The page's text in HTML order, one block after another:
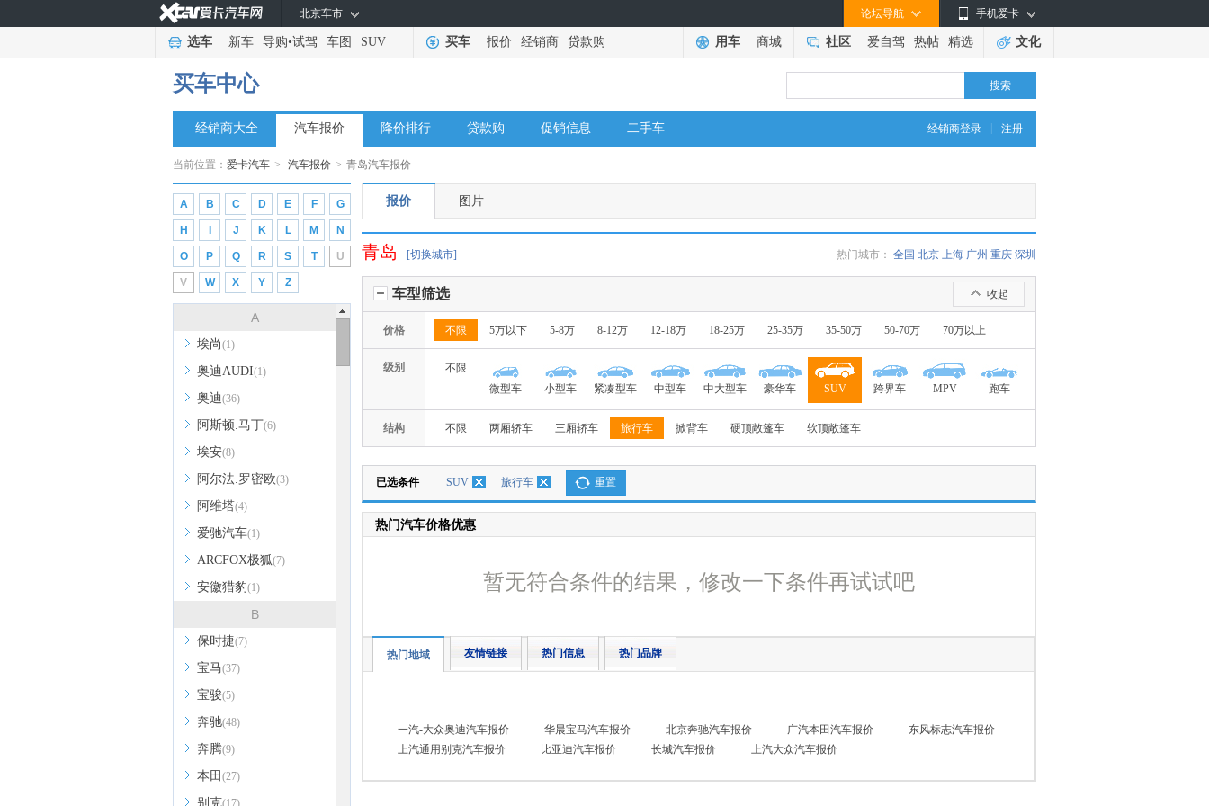
手机爱卡
论坛导航
北京车市
选车 新车 导购•试驾 车图 SUV 买车 报价 经销商 贷款购 用车 商城 社区 爱自驾 热帖 精选 文化
买车中心 搜索
经销商登录 注册
经销商大全 汽车报价 降价排行 贷款购 促销信息 二手车
当前位置： 爱卡汽车 > 汽车报价 > 青岛汽车报价
A B C D E F G
H J K L M N
O P Q R S T U
V W X Y Z
A
埃尚(1)
奥迪AUDI(1)
奥迪(36)
阿斯顿.马丁(6)
埃安(8)
阿尔法.罗密欧(3)
阿维塔(4)
爱驰汽车(1)
ARCFOX极狐(7)
安徽猎豹(1)
B
保时捷(7)
宝马(37)
宝骏(5)
奔驰(48)
奔腾(9)
本田 (27)
别克(17)
报价 图片
热门城市： 全国 北京 上海 广州 重庆 深圳
青岛 [切换城市]
收起
车型筛选
价格 不限 5万以下 5-8万 8-12万 12-18万 18-25万 25-35万 35-50万 50-70万 70万以上
级别
不限
微型车
小型车 紧凑型车 中型车 中大型车 豪华车 SUV 跨界车 MPV 跑车
结构 不限 两厢轿车 三厢轿车 旅行车 掀背车 硬顶敞篷车 软顶敞篷车
已选条件 SUV 旅行车 重置
热门汽车价格优惠
暂无符合条件的结果，修改一下条件再试试吧
热门地域 友情链接 热门信息 热门品牌
一汽-大众奥迪汽车报价 华晨宝马汽车报价 北京奔驰汽车报价 广汽本田汽车报价
东风标志汽车报价
上汽通用别克汽车报价
比亚迪汽车报价 长城汽车报价 上汽大众汽车报价